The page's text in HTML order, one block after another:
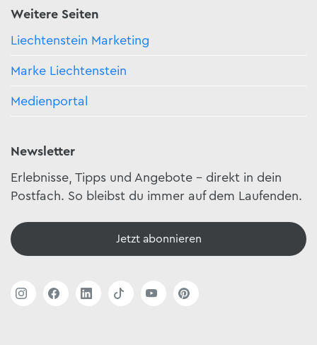
Weitere Seiten
Liechtenstein Marketing
Marke Liechtenstein
Medienportal
Newsletter
Erlebnisse, Tipps und Angebote – direkt in dein
Postfach. So bleibst du immer auf dem Laufenden.
Jetzt abonnieren